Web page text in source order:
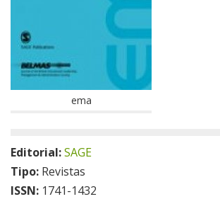
ema
Editorial:SAGE
Tipo: Revistas
ISSN: 1741-1432